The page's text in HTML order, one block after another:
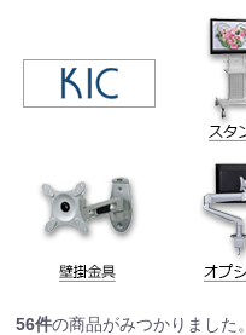
56件の商品がみつかりました。